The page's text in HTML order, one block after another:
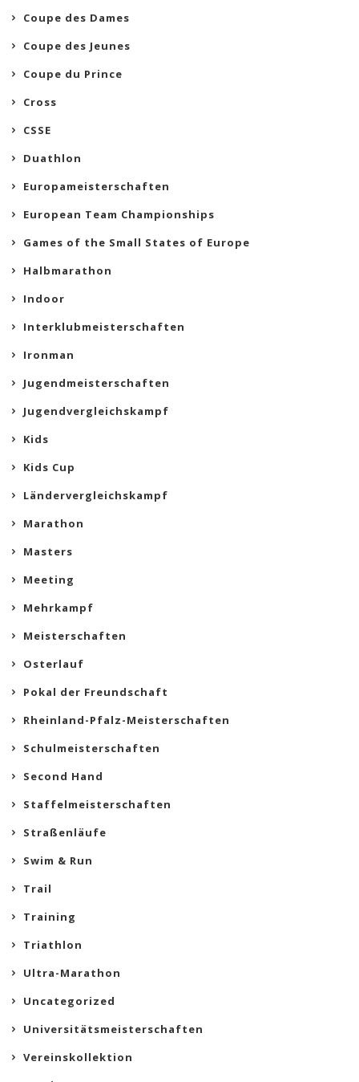
Coupe des Dames
Coupe des Jeunes
Coupe du Prince
Cross
CSSE
Duathlon
Europameisterschaften
European Team Championships
Games of the Small States of Europe
Halbmarathon
Indoor
Interklubmeisterschaften
Ironman
Jugendmeisterschaften
Jugendvergleichskampf
Kids
Kids Cup
Ländervergleichskampf
Marathon
Masters
Meeting
Mehrkampf
Meisterschaften
Osterlauf
Pokal der Freundschaft
Rheinland-Pfalz-Meisterschaften
Schulmeisterschaften
Second Hand
Staffelmeisterschaften
Straßenläufe
Swim & Run
Trail
Training
Triathlon
Ultra-Marathon
Uncategorized
Universitätsmeisterschaften
Vereinskollektion